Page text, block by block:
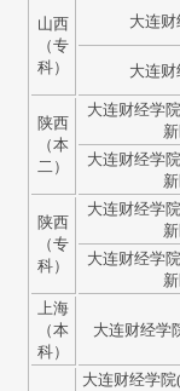
山西
（专
科）
大连财
大连财
陕西
（本
二）
大连财经学
大连财经学
陕西
（专
科）
大连财经学
大连财经学
上海
（本
科）
大连财经学
大连财经学